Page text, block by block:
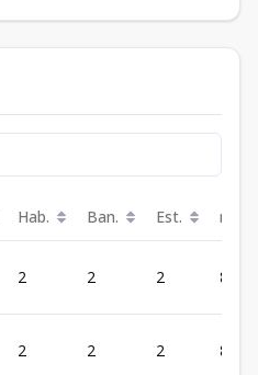
Hab. Ban. Est. m²
2 2 2 88
2 2 2 88